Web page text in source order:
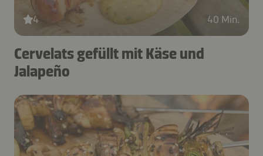
4 40 Min.
Cervelats gefüllt mit Käse und
Jalapeño